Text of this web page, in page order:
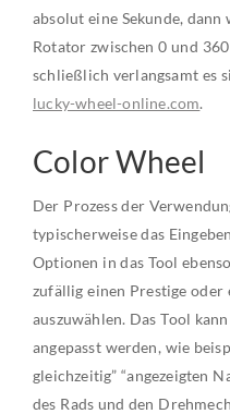
absolut eine Sekunde,
Rotator zwischen 0 und
schließlich verlangsamt es
lucky-wheel-online.com.
Color Wheel
Der Prozess der
typischerweise das
Optionen in das Tool
zufällig einen Prestige oder
auszuwählen. Das Tool
angepasst werden, wie
gleichzeitig” “angezeigten
des Rads und den